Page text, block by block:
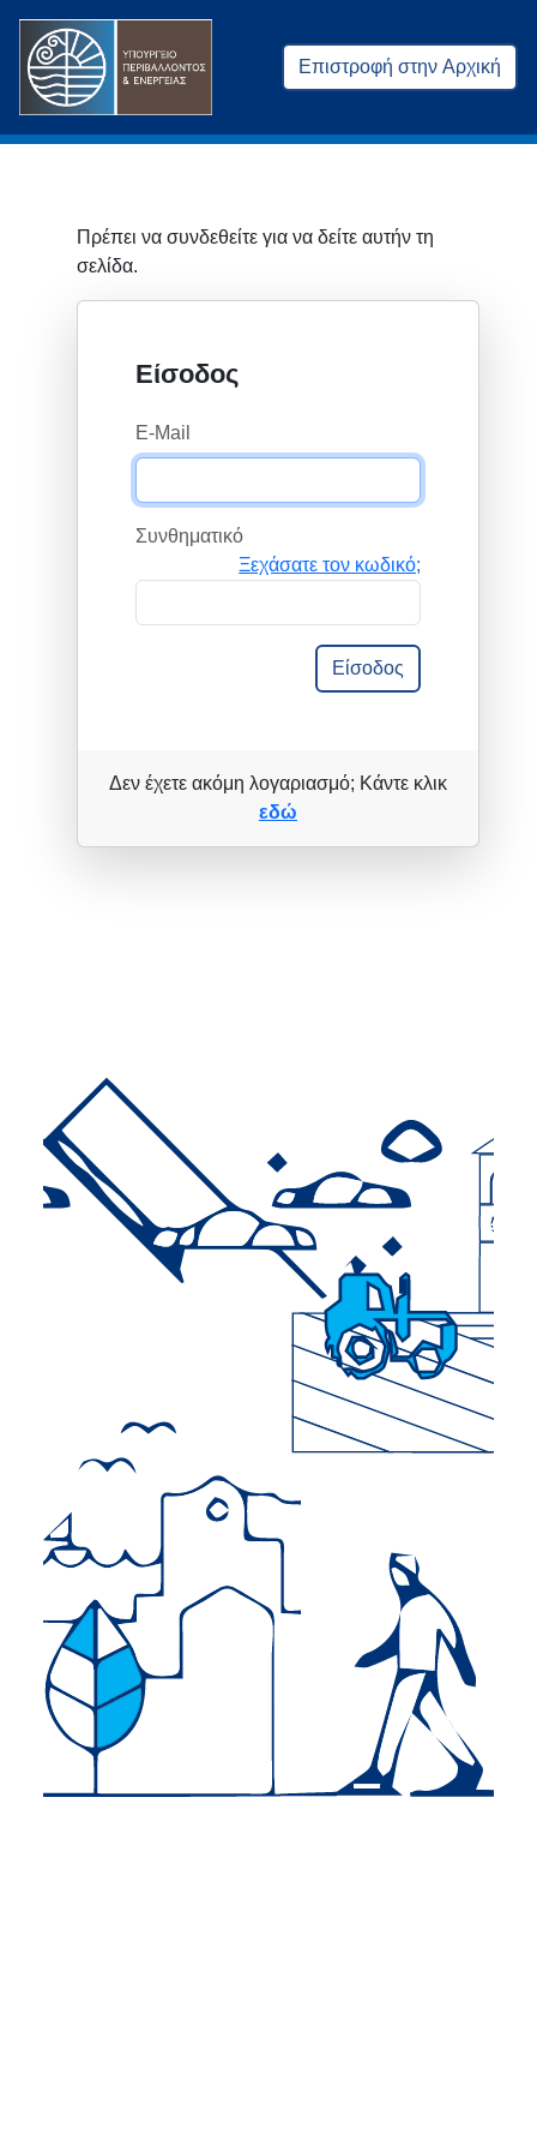
Επιστροφή στην Αρχική
Πρέπει να συνδεθείτε για να δείτε αυτήν τη
σελίδα.
Είσοδος
E-Mail
Συνθηματικό
Ξεχάσατε τον κωδικό;
Είσοδος
Δεν έχετε ακόμη λογαριασμό; Κάντε κλικ
εδώ